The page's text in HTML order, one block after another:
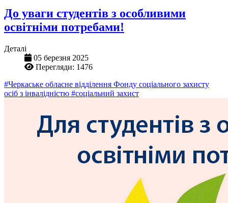
До уваги студентів з особливими
освітніми потребами!
Деталі
05 березня 2025
Перегляди: 1476
#Черкаське обласне відділення Фонду соціального захисту
осіб з інвалідністю #соціальний захист